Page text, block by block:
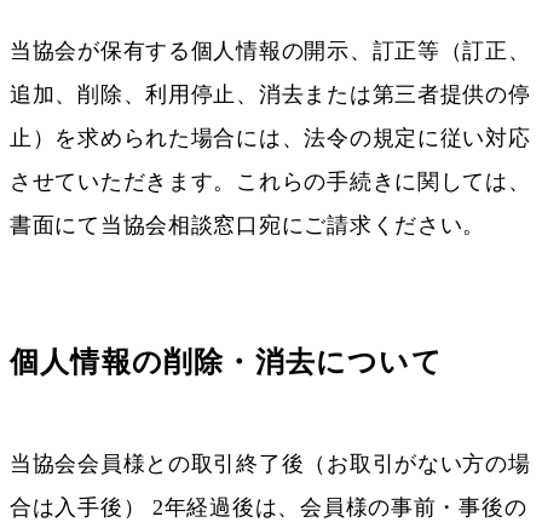
当協会が保有する個人情報の開示、訂正等（訂正、
追加、削除、利用停止、消去または第三者提供の停
止）を求められた場合には、法令の規定に従い対応
させていただきます。これらの手続きに関しては、
書面にて当協会相談窓口宛にご請求ください。
個人情報の削除・消去について
当協会会員様との取引終了後（お取引がない方の場
合は入手後） 2年経過後は、会員様の事前・事後の